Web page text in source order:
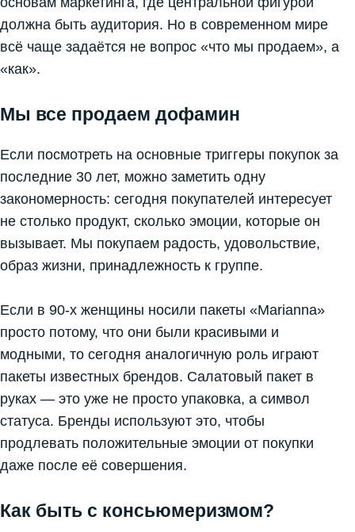
должна быть аудитория. Но в современном мире
всё чаще задаётся не вопрос «что мы продаем», а
«как».
Мы все продаем дофамин
Если посмотреть на основные триггеры покупок за
последние 30 лет, можно заметить одну
закономерность: сегодня покупателей интересует
не столько продукт, сколько эмоции, которые он
вызывает. Мы покупаем радость, удовольствие,
образ жизни, принадлежность к группе.
Если в 90-х женщины носили пакеты «Marianna»
просто потому, что они были красивыми и
модными, то сегодня аналогичную роль играют
пакеты известных брендов. Салатовый пакет в
руках — это уже не просто упаковка, а символ
статуса. Бренды используют это, чтобы
продлевать положительные эмоции от покупки
даже после её совершения.
Как быть с консьюмеризмом?